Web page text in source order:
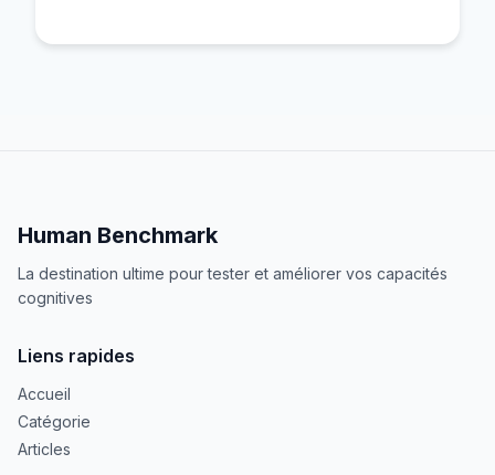
Human Benchmark
La destination ultime pour tester et améliorer vos capacités
cognitives
Liens rapides
Accueil
Catégorie
Articles